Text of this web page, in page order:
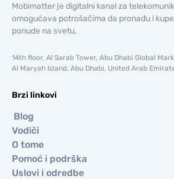
Mobimatter je digitalni kanal za
omogućava potrošačima da pronađu i
ponude na svetu.
14th floor, Al Sarab Tower, Abu Dhabi Global
Al Maryah Island, Abu Dhabi, United Arab
Brzi linkovi
Blog
Vodiči
O tome
Pomoć i podrška
Uslovi i odredbe